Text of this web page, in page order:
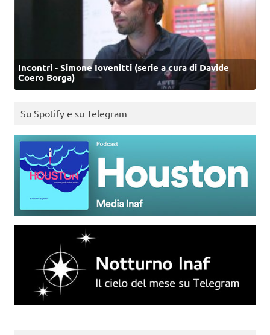
Incontri - Simone Iovenitti (serie a cura di Davide
Coero Borga)
Su Spotify e su Telegram